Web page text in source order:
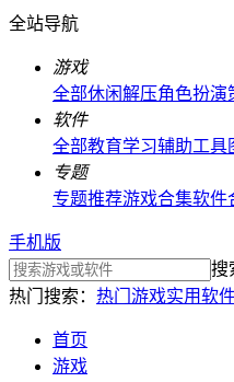
全站导航
游戏
全部休闲解压角色扮演
软件
全部教育学习辅助工具
专题
专题推荐游戏合集软件
手机版
搜
热门搜索： 热门游戏实用软
首页
游戏